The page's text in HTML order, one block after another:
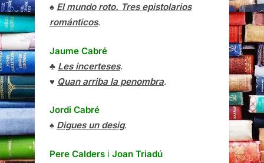
♠ El mundo roto. Tres epistolarios
románticos.
Jaume Cabré
♣ Les incerteses.
♥ Quan arriba la penombra.
Jordi Cabré
♠ Digues un desig.
Pere Calders i Joan Triadú